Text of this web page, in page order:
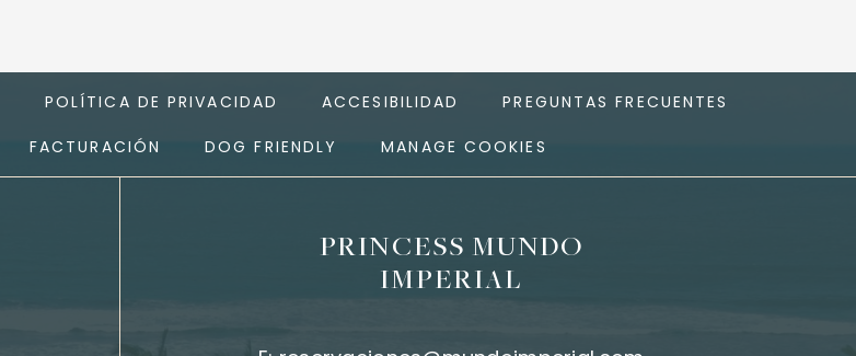
POLÍTICA DE PRIVACIDAD ACCESIBILIDAD PREGUNTAS FRECUENTES
FACTURACIÓN DOG FRIENDLY MANAGE COOKIES
PRINCESS MUNDO
IMPERIAL